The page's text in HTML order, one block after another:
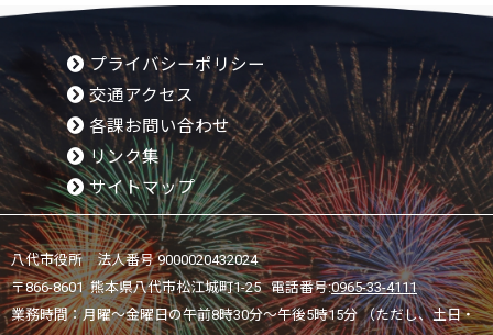
プライバシーポリシー
交通アクセス
各課お問い合わせ
リンク集
サイトマップ
八代市役所 法人番号 9000020432024
〒866-8601 熊本県八代市松江城町1-25 電話番号:0965-33-4111
業務時間：月曜～金曜日の午前8時30分～午後5時15分 （ただし、土日・